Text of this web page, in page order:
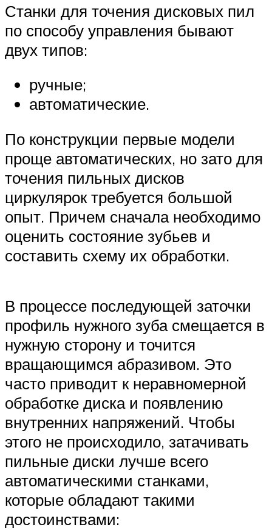
Станки для точения дисковых пил
по способу управления бывают
двух типов:
ручные;
автоматические.
По конструкции первые модели
проще автоматических, но зато для
точения пильных дисков
циркулярок требуется большой
опыт. Причем сначала необходимо
оценить состояние зубьев и
составить схему их обработки.
В процессе последующей заточки
профиль нужного зуба смещается в
нужную сторону и точится
вращающимся абразивом. Это
часто приводит к неравномерной
обработке диска и появлению
внутренних напряжений. Чтобы
этого не происходило, затачивать
пильные диски лучше всего
автоматическими станками,
которые обладают такими
достоинствами: